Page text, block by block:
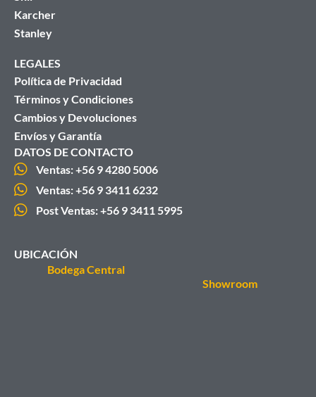
Karcher
Stanley
LEGALES
Política de Privacidad
Términos y Condiciones
Cambios y Devoluciones
Envíos y Garantía
DATOS DE CONTACTO
Ventas: +56 9 4280 5006
Ventas: +56 9 3411 6232
Post Ventas: +56 9 3411 5995
UBICACIÓN
Bodega Central
Showroom